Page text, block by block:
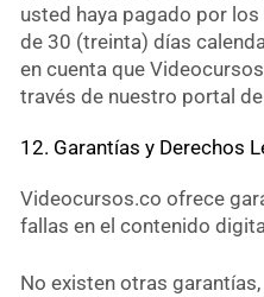
usted haya pagado por
de 30 (treinta) días
en cuenta que
través de nuestro portal
12. Garantías y Derechos
Videocursos.co ofrece
fallas en el contenido
No existen otras